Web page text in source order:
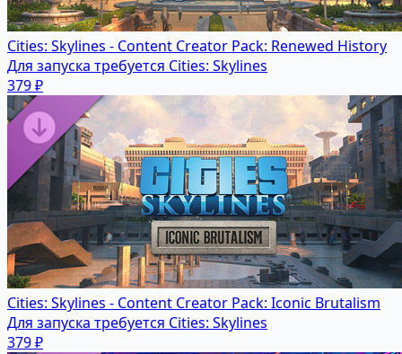
Cities: Skylines - Content Creator Pack: Renewed History
Для запуска требуется Cities: Skylines
379 ₽
Cities: Skylines - Content Creator Pack: Iconic Brutalism
Для запуска требуется Cities: Skylines
379 ₽